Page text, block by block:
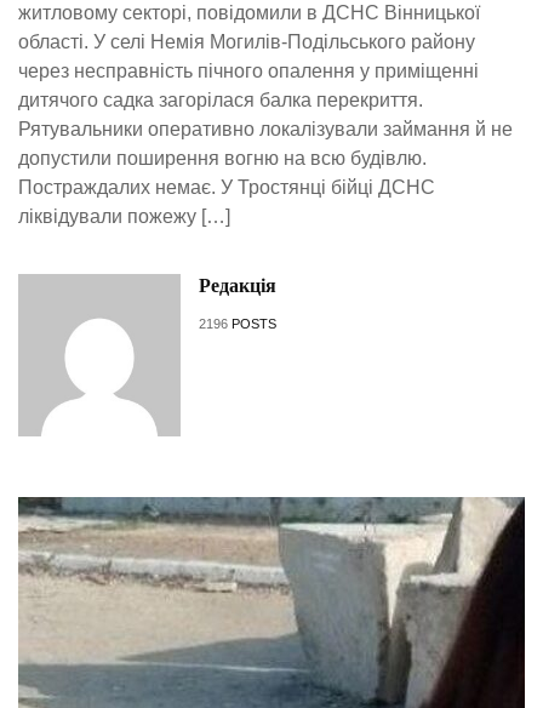
житловому секторі, повідомили в ДСНС Вінницької
області. У селі Немія Могилів-Подільського району
через несправність пічного опалення у приміщенні
дитячого садка загорілася балка перекриття.
Рятувальники оперативно локалізували займання й не
допустили поширення вогню на всю будівлю.
Постраждалих немає. У Тростянці бійці ДСНС
ліквідували пожежу […]
Редакція
2196 POSTS